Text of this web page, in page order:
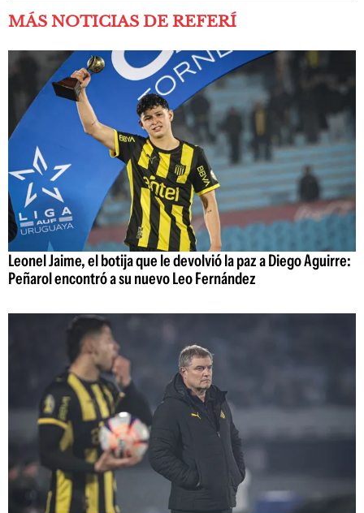
MÁS NOTICIAS DE REFERÍ
Leonel Jaime, el botija que le devolvió la paz a Diego Aguirre:
Peñarol encontró a su nuevo Leo Fernández